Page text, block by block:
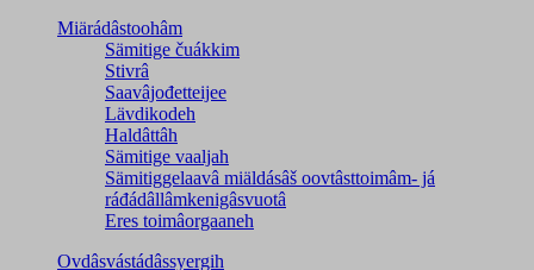
Miärádâstoohâm
Sämitige čuákkim
Stivrâ
Saavâjođetteijee
Lävdikodeh
Haldâttâh
Sämitige vaaljah
Sämitiggelaavâ miäldásâš oovtâsttoimâm- já
ráđádâllâmkenigâsvuotâ
Eres toimâorgaaneh
Ovdâsvástádâssyergih